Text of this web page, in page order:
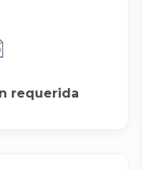
requerida